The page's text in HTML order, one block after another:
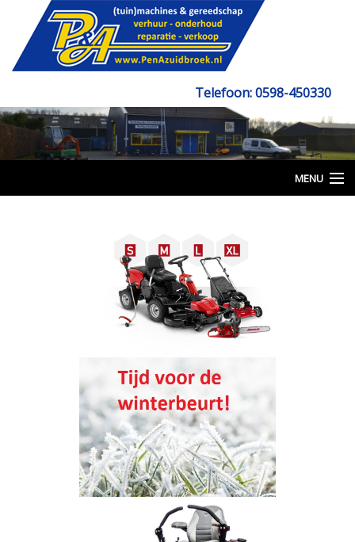
Telefoon: 0598-450330
Email: info@penazuidbroek.nl
MENU
Aanbiedingen
Gebruikte Machines